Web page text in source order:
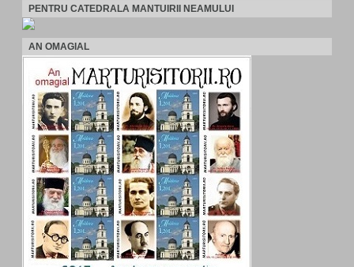
PENTRU CATEDRALA MANTUIRII NEAMULUI
AN OMAGIAL